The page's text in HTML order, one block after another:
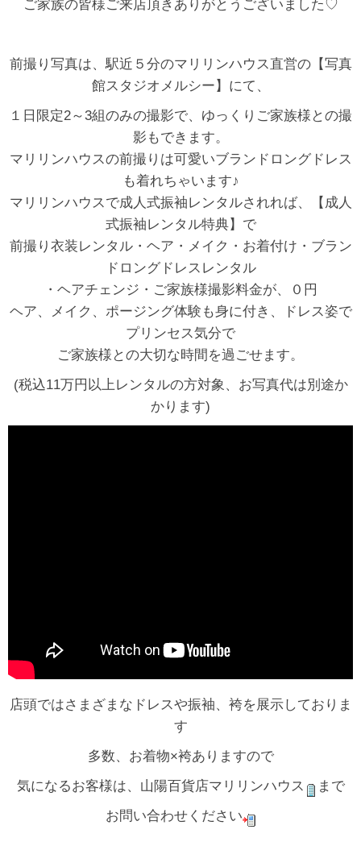
ご家族の皆様ご来店頂きありがとうございました♡
前撮り写真は、駅近５分のマリリンハウス直営の【写真
館スタジオメルシー】にて、
１日限定2～3組のみの撮影で、ゆっくりご家族様との撮
影もできます。
マリリンハウスの前撮りは可愛いブランドロングドレス
も着れちゃいます♪
マリリンハウスで成人式振袖レンタルされれば、【成人
式振袖レンタル特典】で
前撮り衣装レンタル・ヘア・メイク・お着付け・ブラン
ドロングドレスレンタル
・ヘアチェンジ・ご家族様撮影料金が、０円
ヘア、メイク、ポージング体験も身に付き、ドレス姿で
プリンセス気分で
ご家族様との大切な時間を過ごせます。
(税込11万円以上レンタルの方対象、お写真代は別途か
かります)
店頭ではさまざまなドレスや振袖、袴を展示しておりま
す
多数、お着物×袴ありますので
気になるお客様は、山陽百貨店マリリンハウス
まで
お問い合わせください